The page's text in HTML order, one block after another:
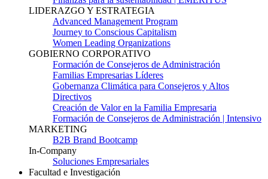
LIDERAZGO Y ESTRATEGIA
Advanced Management Program
Journey to Conscious Capitalism
Women Leading Organizations
GOBIERNO CORPORATIVO
Formación de Consejeros de Administración
Familias Empresarias Líderes
Gobernanza Climática para Consejeros y Altos
Directivos
Creación de Valor en la Familia Empresaria
Formación de Consejeros de Administración | Intensivo
MARKETING
B2B Brand Bootcamp
In-Company
Soluciones Empresariales
Facultad e Investigación